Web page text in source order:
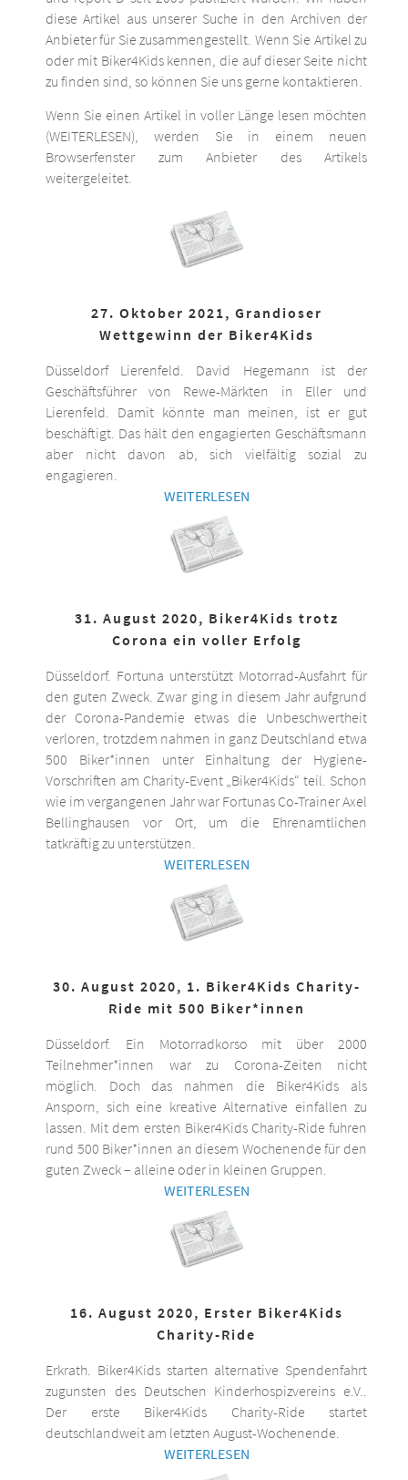
diese Artikel aus unserer Suche in den Archiven der
Anbieter für Sie zusammengestellt. Wenn Sie Artikel zu
oder mit Biker4Kids kennen, die auf dieser Seite nicht
zu finden sind, so können Sie uns gerne kontaktieren.
Wenn Sie einen Artikel in voller Länge lesen möchten
(WEITERLESEN), werden Sie in einem neuen
Browserfenster zum Anbieter des Artikels
weitergeleitet.
27. Oktober 2021, Grandioser
Wettgewinn der Biker4Kids
Düsseldorf Lierenfeld. David Hegemann ist der
Geschäftsführer von Rewe-Märkten in Eller und
Lierenfeld. Damit könnte man meinen, ist er gut
beschäftigt. Das hält den engagierten Geschäftsmann
aber nicht davon ab, sich vielfältig sozial zu
engagieren.
WEITERLESEN
31. August 2020, Biker4Kids trotz
Corona ein voller Erfolg
Düsseldorf. Fortuna unterstützt Motorrad-Ausfahrt für
den guten Zweck. Zwar ging in diesem Jahr aufgrund
der Corona-Pandemie etwas die Unbeschwertheit
verloren, trotzdem nahmen in ganz Deutschland etwa
500 Biker*innen unter Einhaltung der Hygiene-
Vorschriften am Charity-Event „Biker4Kids“ teil. Schon
wie im vergangenen Jahr war Fortunas Co-Trainer Axel
Bellinghausen vor Ort, um die Ehrenamtlichen
tatkräftig zu unterstützen.
WEITERLESEN
30. August 2020, 1. Biker4Kids Charity-
Ride mit 500 Biker*innen
Düsseldorf. Ein Motorradkorso mit über 2000
Teilnehmer*innen war zu Corona-Zeiten nicht
möglich. Doch das nahmen die Biker4Kids als
Ansporn, sich eine kreative Alternative einfallen zu
lassen. Mit dem ersten Biker4Kids Charity-Ride fuhren
rund 500 Biker*innen an diesem Wochenende für den
guten Zweck – alleine oder in kleinen Gruppen.
WEITERLESEN
16. August 2020, Erster Biker4Kids
Charity-Ride
Erkrath. Biker4Kids starten alternative Spendenfahrt
zugunsten des Deutschen Kinderhospizvereins e.V..
Der erste Biker4Kids Charity-Ride startet
deutschlandweit am letzten August-Wochenende.
WEITERLESEN